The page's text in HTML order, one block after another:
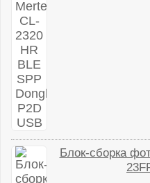
Блок-сборка